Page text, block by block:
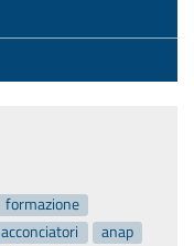
formazione
acconciatori
anap